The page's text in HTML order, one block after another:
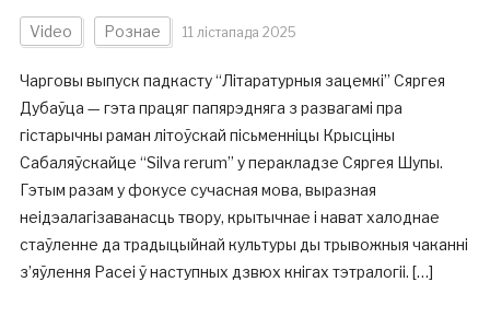
Video Рознае 11 лістапада 2025
Чарговы выпуск падкасту “Літаратурныя зацемкі” Сяргея
Дубаўца — гэта працяг папярэдняга з развагамі пра
гістарычны раман літоўскай пісьменніцы Крысціны
Сабаляўскайце “Silva rerum” у перакладзе Сяргея Шупы.
Гэтым разам у фокусе сучасная мова, выразная
неідэалагізаванасць твору, крытычнае і нават халоднае
стаўленне да традыцыйнай культуры ды трывожныя чаканні
з’яўлення Расеі ў наступных дзвюх кнігах тэтралогіі. […]